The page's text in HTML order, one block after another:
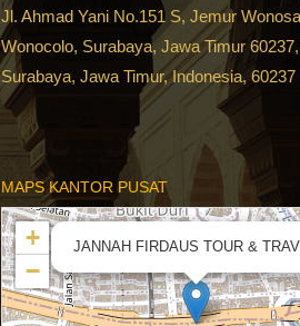
Jl. Ahmad Yani No.151 S, Jemur
Wonocolo, Surabaya, Jawa Timur
Surabaya, Jawa Timur, Indonesia, 60237
MAPS KANTOR PUSAT
JANNAH FIRDAUS TOUR &
+
−